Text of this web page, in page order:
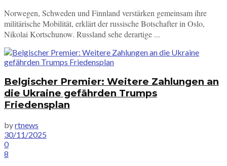
Norwegen, Schweden und Finnland verstärken gemeinsam ihre
militärische Mobilität, erklärt der russische Botschafter in Oslo,
Nikolai Kortschunow. Russland sehe derartige ...
Belgischer Premier: Weitere Zahlungen an
die Ukraine gefährden Trumps
Friedensplan
byrtnews
30/11/2025
0
8